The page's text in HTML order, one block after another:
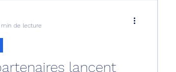
lancent
min de lecture